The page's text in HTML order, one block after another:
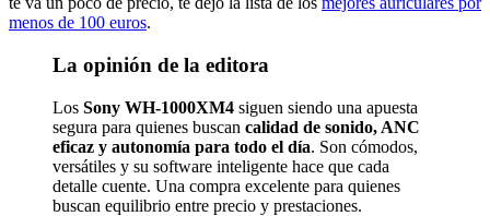
menos de 100 euros.
La opinión de la editora
Los Sony WH-1000XM4 siguen siendo una apuesta
segura para quienes buscan calidad de sonido, ANC
eficaz y autonomía para todo el día. Son cómodos,
versátiles y su software inteligente hace que cada
detalle cuente. Una compra excelente para quienes
buscan equilibrio entre precio y prestaciones.